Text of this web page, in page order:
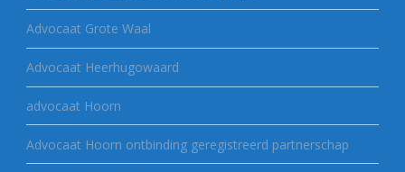
Advocaat Grote Waal
Advocaat Heerhugowaard
advocaat Hoorn
Advocaat Hoorn ontbinding geregistreerd partnerschap